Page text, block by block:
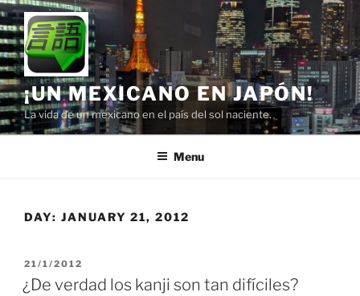
Skip
to
content
¡UN MEXICANO EN JAPÓN!
La vida de un mexicano en el país del sol naciente.
Menu
DAY: JANUARY 21, 2012
POSTED
ON
21/1/2012
¿De verdad los kanji son tan difíciles?